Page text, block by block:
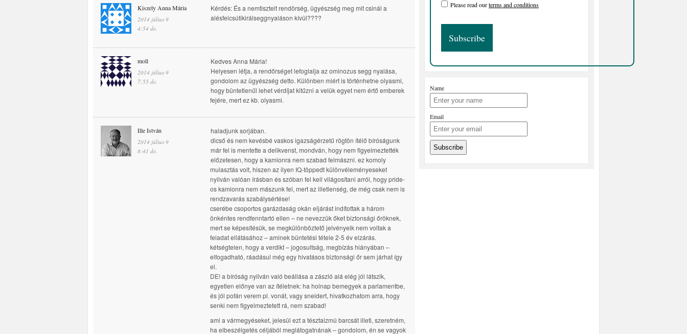
Kiszely Anna Mária
2014 július 9
4:54 de.
Kérdés: És a nemtisztelt rendörség, ügyészség meg mit csinál a
alésfelcsútikirálseggnyaláson kívül????
moll
2014 július 9
7:55 de.
Kedves Anna Mária!
Helyesen létja, a rendőrséget lefoglalja az ominozus segg nyalása,
gondolom az ügyészség detto. Különben miért is történhetne olyasmi,
hogy büntetlenűl lehet vérdíjat kitűzni a velük egyet nem értő emberek
fejére, mert ez kb. olyasmi.
Ille István
2014 július 9
8:41 de.
haladjunk sorjában.
dicső és nem kevésbé vaskos igazságérzetű rögtön ítélő bíróságunk
már fel is mentette a delikvenst, mondván, hogy nem figyelmeztették
előzetesen, hogy a kamionra nem szabad felmászni. ez komoly
mulasztás volt, hiszen az ilyen IQ-töppedt különvéleményeseket
nyilván valóan írásban és szóban fel kell világosítani arról, hogy pride-
os kamionra nem mászunk fel, mert az illetlenség, de még csak nem is
rendzavarás szabálysértése!
cserébe csoportos garázdaság okán eljárást indítottak a három
önkéntes rendfenntartó ellen – ne nevezzük őket biztonsági őröknek,
mert se képesítésük, se megkülönböztető jelvényeik nem voltak a
feladat ellátásához – aminek büntetési tétele 2-5 év elzárás.
kétségtelen, hogy a verdikt – jogosultság, megbízás hiányában –
elfogadható, ráadásul még egy hivatásos biztonsági őr sem járhat így
el.
DE! a bíróság nyilván való beállása a zászló alá elég jól látszik,
egyetlen előnye van az ítéletnek: ha holnap bemegyek a parlamentbe,
és jól pofán verem pl. vonát, vagy sneidert, hivatkozhatom arra, hogy
senki nem figyelmeztetett rá, nem szabad!
ami a vármegyéseket, jelesül ezt a tésztaizmú barcsát illeti, szeretném,
ha elbeszélgetés céljából meglátogatnának – gondolom, én se vagyok
Please read ourterms and conditions
Name
Email